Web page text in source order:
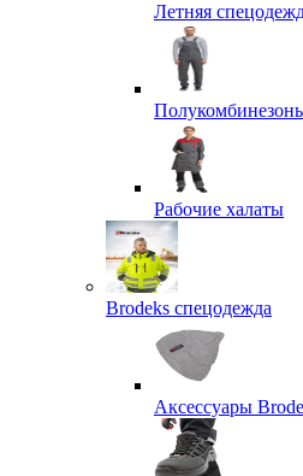
Летняя
Рабочие халаты
Brodeks спецодежда
Аксессуары